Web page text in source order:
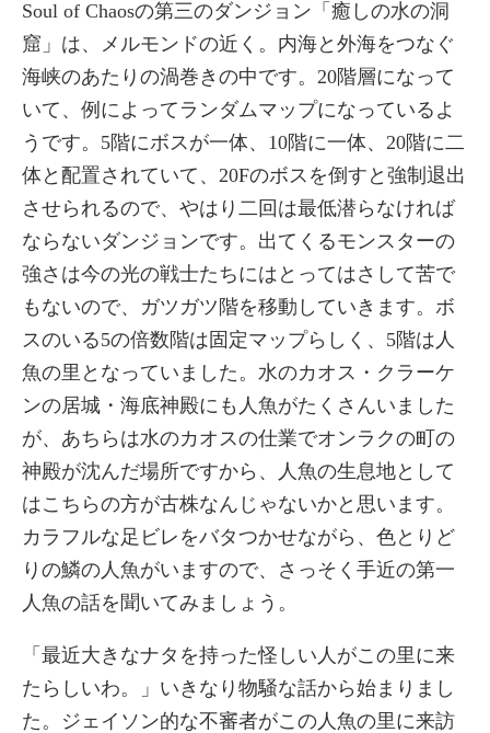
Soul of Chaosの第三のダンジョン「癒しの水の洞
窟」は、メルモンドの近く。内海と外海をつなぐ
海峡のあたりの渦巻きの中です。20階層になって
いて、例によってランダムマップになっているよ
うです。5階にボスが一体、10階に一体、20階に二
体と配置されていて、20Fのボスを倒すと強制退出
させられるので、やはり二回は最低潜らなければ
ならないダンジョンです。出てくるモンスターの
強さは今の光の戦士たちにはとってはさして苦で
もないので、ガツガツ階を移動していきます。ボ
スのいる5の倍数階は固定マップらしく、5階は人
魚の里となっていました。水のカオス・クラーケ
ンの居城・海底神殿にも人魚がたくさんいました
が、あちらは水のカオスの仕業でオンラクの町の
神殿が沈んだ場所ですから、人魚の生息地として
はこちらの方が古株なんじゃないかと思います。
カラフルな足ビレをバタつかせながら、色とりど
りの鱗の人魚がいますので、さっそく手近の第一
人魚の話を聞いてみましょう。
「最近大きなナタを持った怪しい人がこの里に来
たらしいわ。」いきなり物騒な話から始まりまし
た。ジェイソン的な不審者がこの人魚の里に来訪